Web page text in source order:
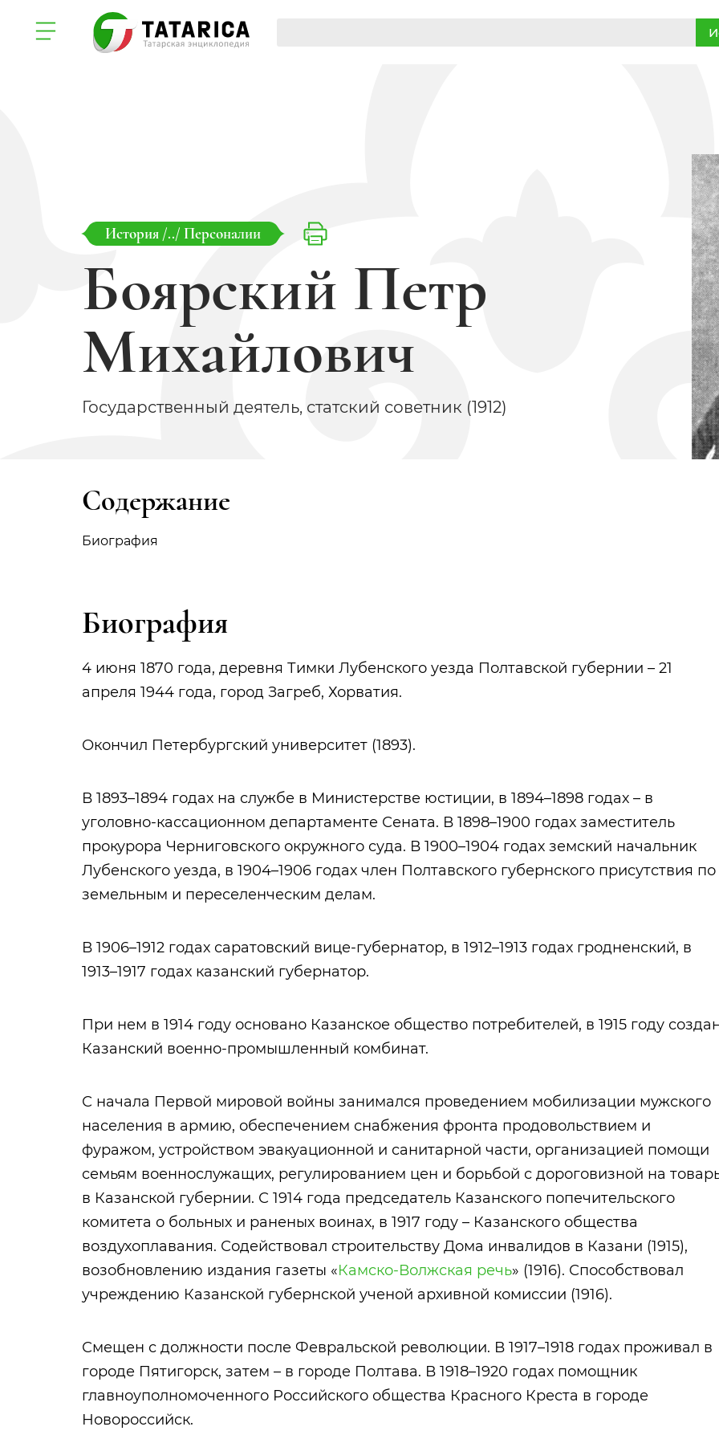
История /../ Персоналии
Боярский Петр
Михайлович
Государственный деятель, статский советник (1912)
Содержание
Биография
Биография
4 июня 1870 года, деревня Тимки Лубенского уезда Полтавской губернии – 21
апреля 1944 года, город Загреб, Хорватия.
Окончил Петербургский университет (1893).
В 1893–1894 годах на службе в Министерстве юстиции, в 1894–1898 годах – в
уголовно-кассационном департаменте Сената. В 1898–1900 годах заместитель
прокурора Черниговского окружного суда. В 1900–1904 годах земский начальник
Лубенского уезда, в 1904–1906 годах член Полтавского губернского присутствия по
земельным и переселенческим делам.
В 1906–1912 годах саратовский вице-губернатор, в 1912–1913 годах гродненский, в
1913–1917 годах казанский губернатор.
При нем в 1914 году основано Казанское общество потребителей, в 1915 году
Казанский военно-промышленный комбинат.
С начала Первой мировой войны занимался проведением мобилизации мужского
населения в армию, обеспечением снабжения фронта продовольствием и
фуражом, устройством эвакуационной и санитарной части, организацией помощи
семьям военнослужащих, регулированием цен и борьбой с дороговизной на
в Казанской губернии. С 1914 года председатель Казанского попечительского
комитета о больных и раненых воинах, в 1917 году – Казанского общества
воздухоплавания. Содействовал строительству Дома инвалидов в Казани (1915),
возобновлению издания газеты «Камско-Волжская речь» (1916). Способствовал
учреждению Казанской губернской ученой архивной комиссии (1916).
Смещен с должности после Февральской революции. В 1917–1918 годах проживал в
городе Пятигорск, затем – в городе Полтава. В 1918–1920 годах помощник
главноуполномоченного Российского общества Красного Креста в городе
Новороссийск.